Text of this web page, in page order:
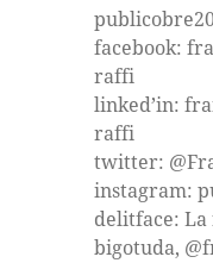
facebook:
raffi
linked’in:
raffi
twitter:
instagram:
delitface: La
bigotuda,